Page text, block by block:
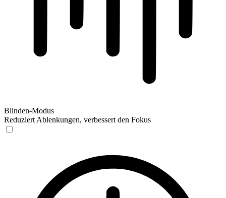
Blinden-Modus
Reduziert Ablenkungen, verbessert den Fokus